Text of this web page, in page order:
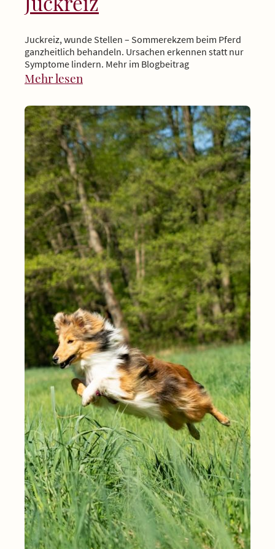
Juckreiz, wunde Stellen – Sommerekzem beim Pferd
ganzheitlich behandeln. Ursachen erkennen statt nur
Symptome lindern. Mehr im Blogbeitrag
Mehr lesen